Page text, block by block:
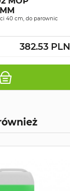
40 cm, do parownic
382.53 PLN